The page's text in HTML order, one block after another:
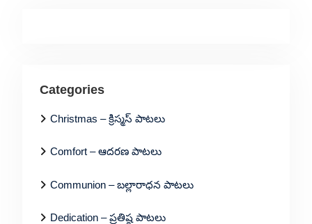
Categories
Christmas – క్రిస్మస్ పాటలు
Comfort – ఆదరణ పాటలు
Communion – బల్లారాధన పాటలు
Dedication – ప్రతిష్ఠ పాటలు